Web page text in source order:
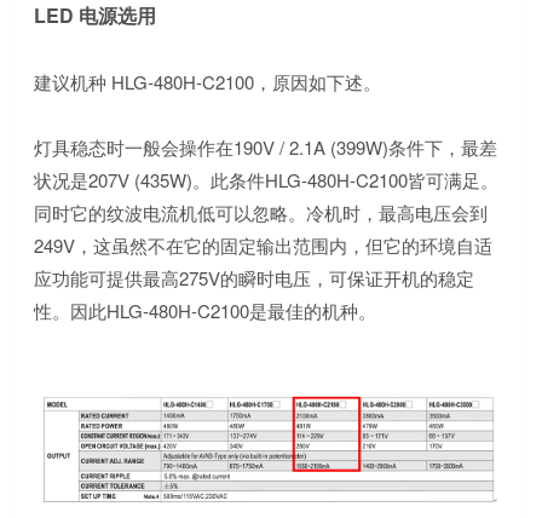
LED 电源选用
建议机种 HLG-480H-C2100，原因如下述。
灯具稳态时一般会操作在190V / 2.1A (399W)条件下，最差
状况是207V (435W)。此条件HLG-480H-C2100皆可满足。
同时它的纹波电流机低可以忽略。冷机时，最高电压会到
249V，这虽然不在它的固定输出范围内，但它的环境自适
应功能可提供最高275V的瞬时电压，可保证开机的稳定
性。因此HLG-480H-C2100是最佳的机种。